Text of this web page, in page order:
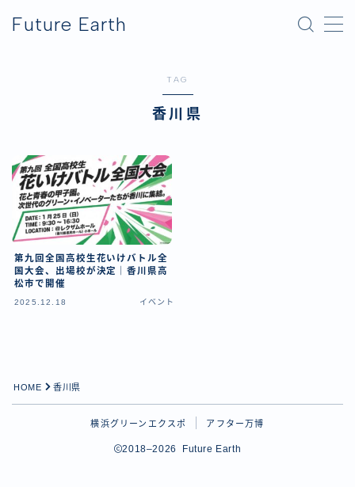
Future Earth
TAG
香川県
第九回全国高校生花いけバトル全
国大会、出場校が決定｜香川県高
松市で開催
2025.12.18 イベント
HOME 香川県
横浜グリーンエクスポ アフター万博
2018–2026 Future Earth